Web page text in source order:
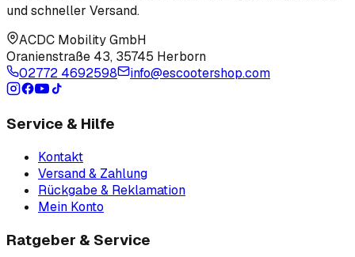
und schneller Versand.
ACDC Mobility GmbH
Oranienstraße 43, 35745 Herborn
02772 4692598
info@escootershop.com
Service & Hilfe
Kontakt
Versand & Zahlung
Rückgabe & Reklamation
Mein Konto
Ratgeber & Service